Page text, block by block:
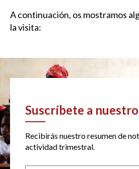
A continuación, os mostramos
la visita:
Suscríbete a
Recibirás nuestro resumen de
actividad trimestral.